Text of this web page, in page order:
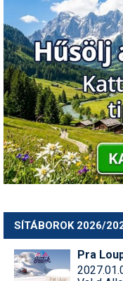
SÍTÁBOROK 2026/
Pra